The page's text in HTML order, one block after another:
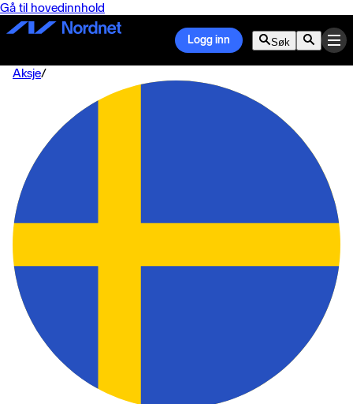
Gå til hovedinnhold
Logg inn Søk
Aksje/